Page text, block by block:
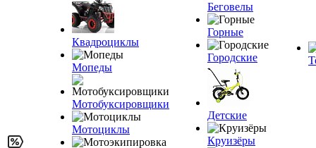
Квадроциклы
Мопеды
Мотобуксировщики
Мотоциклы
Беговелы
Горные
Городские
Детские
Круизёры